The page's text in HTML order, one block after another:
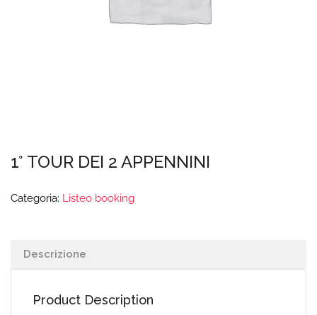
1° TOUR DEI 2 APPENNINI
Categoria: Listeo booking
Descrizione
Product Description